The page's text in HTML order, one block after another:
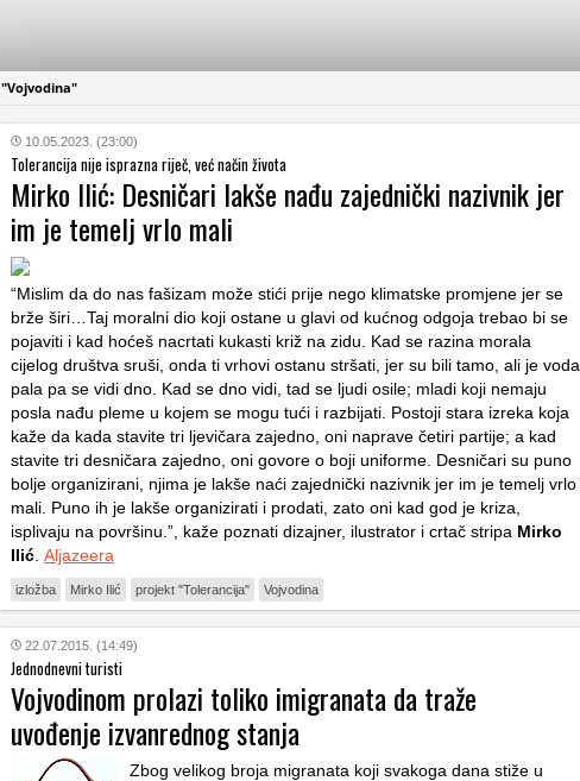
"Vojvodina"
10.05.2023. (23:00)
Tolerancija nije isprazna riječ, već način života
Mirko Ilić: Desničari lakše nađu zajednički nazivnik jer
im je temelj vrlo mali
“Mislim da do nas fašizam može stići prije nego klimatske promjene jer se
brže širi…Taj moralni dio koji ostane u glavi od kućnog odgoja trebao bi se
pojaviti i kad hoćeš nacrtati kukasti križ na zidu. Kad se razina morala
cijelog društva sruši, onda ti vrhovi ostanu stršati, jer su bili tamo, ali je voda
pala pa se vidi dno. Kad se dno vidi, tad se ljudi osile; mladi koji nemaju
posla nađu pleme u kojem se mogu tući i razbijati. Postoji stara izreka koja
kaže da kada stavite tri ljevičara zajedno, oni naprave četiri partije; a kad
stavite tri desničara zajedno, oni govore o boji uniforme. Desničari su puno
bolje organizirani, njima je lakše naći zajednički nazivnik jer im je temelj vrlo
mali. Puno ih je lakše organizirati i prodati, zato oni kad god je kriza,
isplivaju na površinu.”, kaže poznati dizajner, ilustrator i crtač stripa Mirko
Ilić Aljazeera
izložba Mirko Ilić projekt "Tolerancija" Vojvodina
22.07.2015. (14:49)
Jednodnevni turisti
Vojvodinom prolazi toliko imigranata da traže
uvođenje izvanrednog stanja
Zbog velikog broja migranata koji svakoga dana stiže u